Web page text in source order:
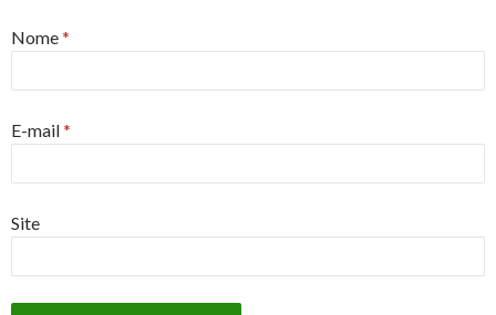
Nome*
E-mail*
Site